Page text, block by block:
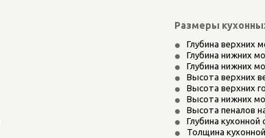
Размеры
Глубина верхних
Глубина нижних
Глубина нижних
Высота верхних
Высота верхних
Высота нижних
Высота пеналов
Глубина
Толщина